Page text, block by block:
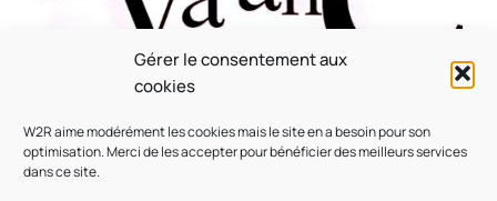
Gérer le consentement aux
cookies
W2R aime modérément les cookies mais le site en a besoin pour son
optimisation. Merci de les accepter pour bénéficier des meilleurs services
dans ce site.
MUSICALE
Souvenir : 1996
On05/03/2026byWebmaster2Risi